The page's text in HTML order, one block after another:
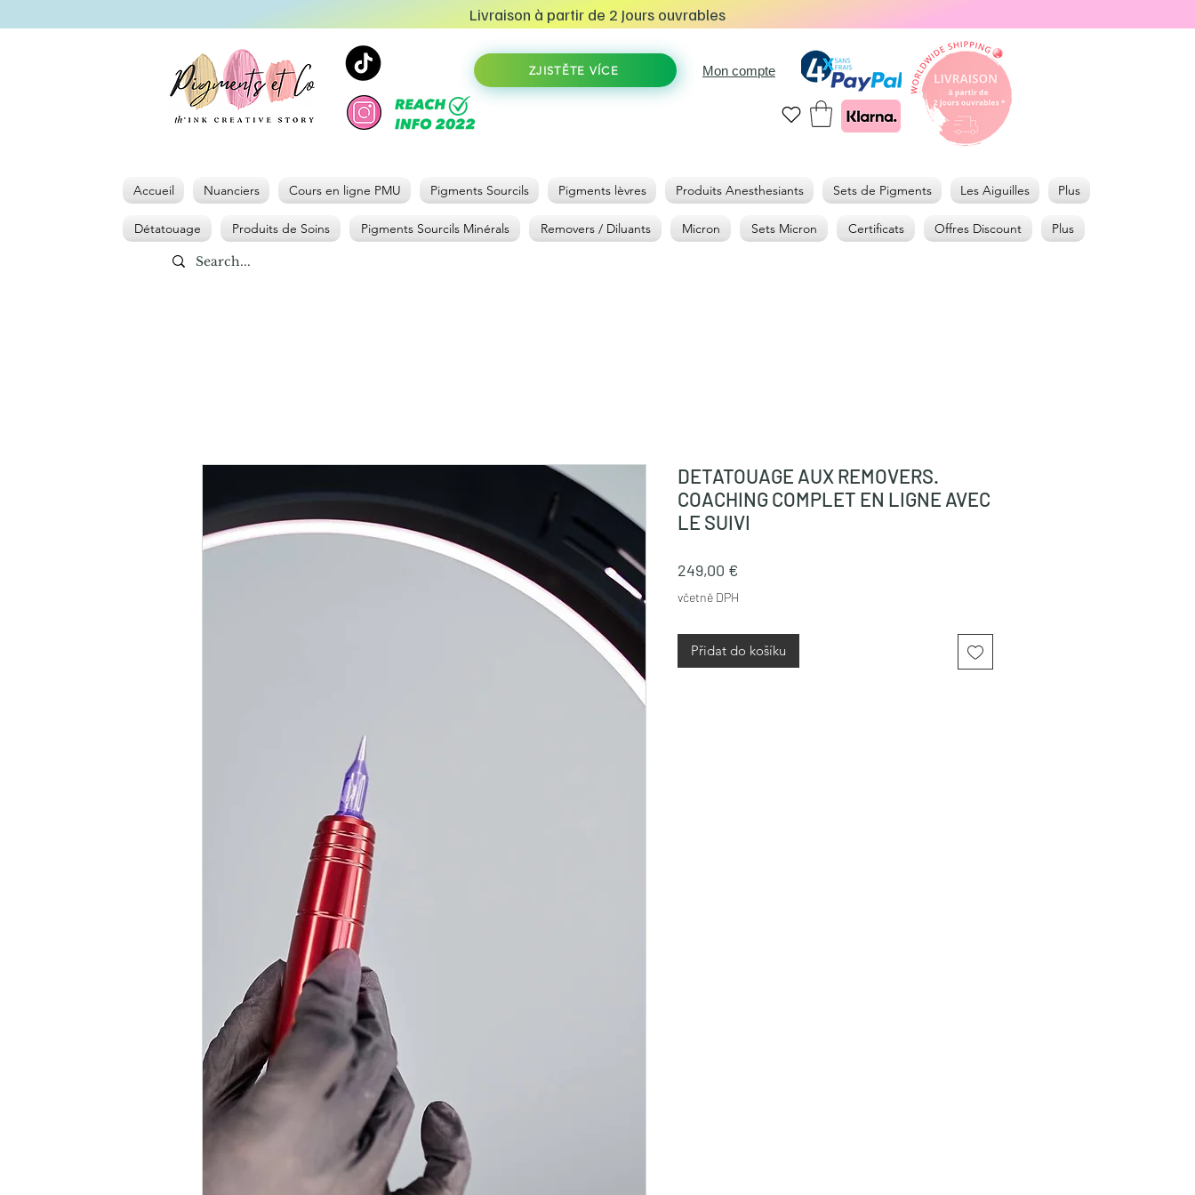
ZJISTĚTE VÍCE Mon compte
Accueil Nuanciers Cours en ligne PMU Pigments Sourcils Pigments lèvres Produits Anesthesiants Sets de Pigments Les Aiguilles Plus
Détatouage Produits de Soins Pigments Sourcils Minérals Removers / Diluants Micron Sets Micron Certificats Offres Discount Plus
Livraison à partir de 2 Jours ouvrables
DETATOUAGE AUX REMOVERS.
COACHING COMPLET EN LIGNE AVEC
LE SUIVI
249,00 €Cena
včetně DPH
Přidat do košíku